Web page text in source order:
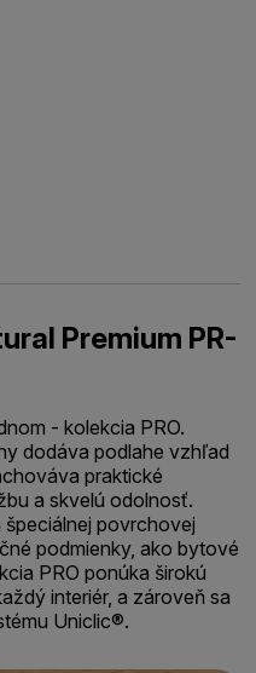
Premium PR-
- kolekcia PRO.
dodáva podlahe vzhľad
praktické
a skvelú odolnosť.
povrchovej
podmienky, ako bytové
PRO ponúka širokú
interiér, a zároveň sa
Uniclic®.